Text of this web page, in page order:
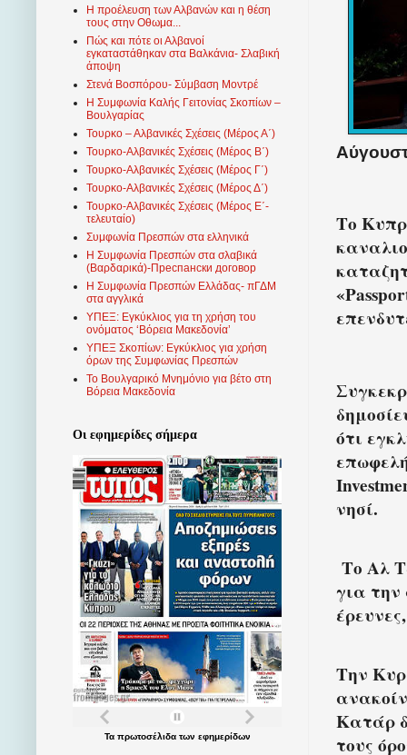
Το
ότι
νησί.
Το Αλ
για την
Την
Κατάρ
τους
Η προέλευση των Αλβανών και η θέση
τους στην Οθωμα...
Πώς και πότε οι Αλβανοί
εγκαταστάθηκαν στα Βαλκάνια- Σλαβική
άποψη
Στενά Βοσπόρου- Σύμβαση Μοντρέ
Η Συμφωνία Καλής Γειτονίας Σκοπίων –
Βουλγαρίας
Τουρκο – Αλβανικές Σχέσεις (Mέρος Α΄)
Τουρκο-Αλβανικές Σχέσεις (Μέρος Β΄)
Τουρκο-Αλβανικές Σχέσεις (Μέρος Γ΄)
Τουρκο-Αλβανικές Σχέσεις (Μέρος Δ΄)
Τουρκο-Αλβανικές Σχέσεις (Μέρος Ε΄-
τελευταίο)
Συμφωνία Πρεσπών στα ελληνικά
Η Συμφωνία Πρεσπών στα σλαβικά
(Βαρδαρικά)-Преспански договор
Η Συμφωνία Πρεσπών Ελλάδας- πΓΔΜ
στα αγγλικά
ΥΠΕΞ: Εγκύκλιος για τη χρήση του
ονόματος ‘Βόρεια Μακεδονία’
ΥΠΕΞ Σκοπίων: Εγκύκλιος για χρήση
όρων της Συμφωνίας Πρεσπών
Το Βουλγαρικό Μνημόνιο για βέτο στη
Βόρεια Μακεδονία
Οι εφημερίδες σήμερα
Τα πρωτοσέλιδατων εφημερίδων